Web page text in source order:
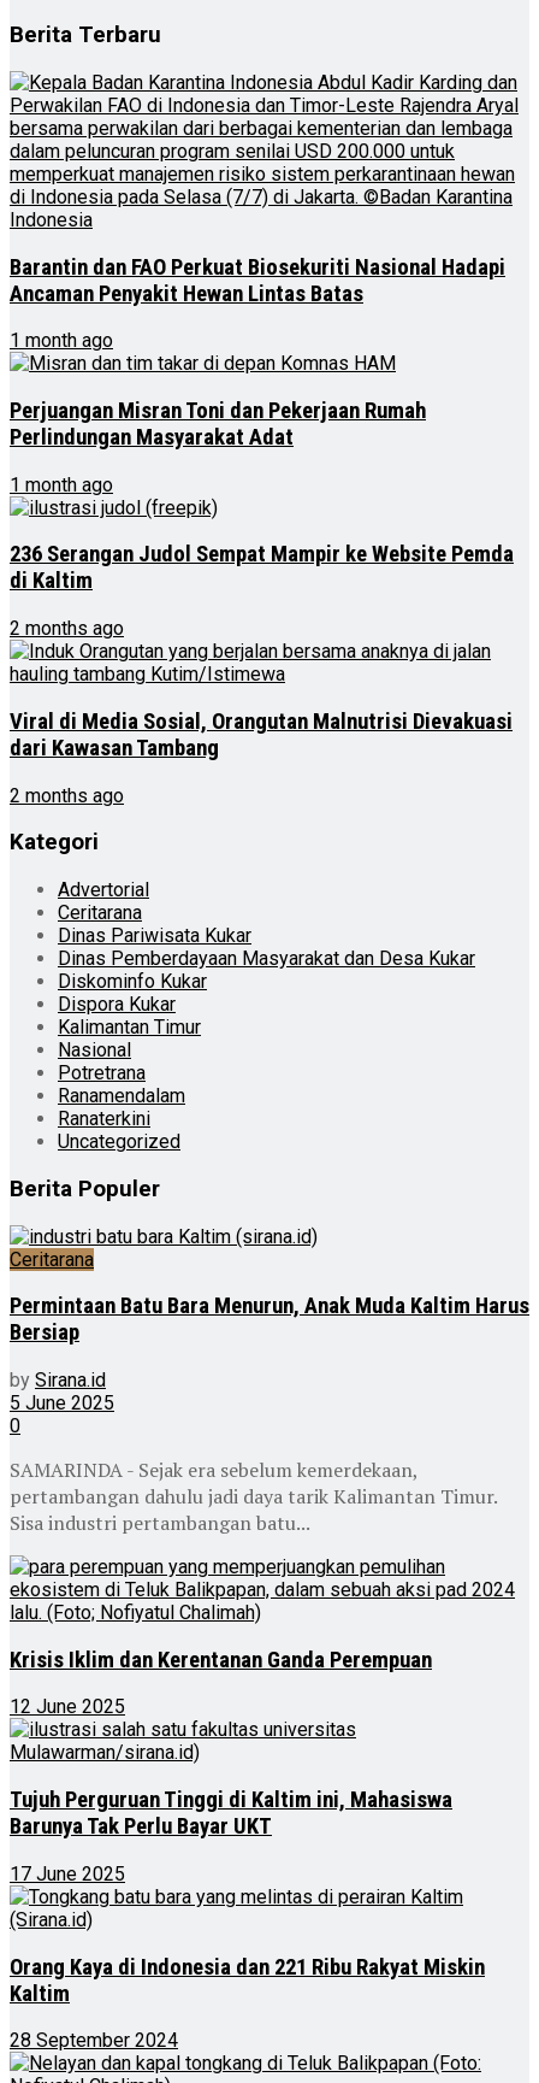
Berita Terbaru
Barantin dan FAO Perkuat Biosekuriti Nasional Hadapi
Ancaman Penyakit Hewan Lintas Batas
1 month ago
Perjuangan Misran Toni dan Pekerjaan Rumah
Perlindungan Masyarakat Adat
1 month ago
236 Serangan Judol Sempat Mampir ke Website Pemda
di Kaltim
2 months ago
Viral di Media Sosial, Orangutan Malnutrisi Dievakuasi
dari Kawasan Tambang
2 months ago
Kategori
Advertorial
Ceritarana
Dinas Pariwisata Kukar
Dinas Pemberdayaan Masyarakat dan Desa Kukar
Diskominfo Kukar
Dispora Kukar
Kalimantan Timur
Nasional
Potretrana
Ranamendalam
Ranaterkini
Uncategorized
Berita Populer
Ceritarana
Permintaan Batu Bara Menurun, Anak Muda Kaltim Harus
Bersiap
by Sirana.id
5 June 2025
0
SAMARINDA - Sejak era sebelum kemerdekaan,
pertambangan dahulu jadi daya tarik Kalimantan Timur.
Sisa industri pertambangan batu...
Krisis Iklim dan Kerentanan Ganda Perempuan
12 June 2025
Tujuh Perguruan Tinggi di Kaltim ini, Mahasiswa
Barunya Tak Perlu Bayar UKT
17 June 2025
Orang Kaya di Indonesia dan 221 Ribu Rakyat Miskin
Kaltim
28 September 2024